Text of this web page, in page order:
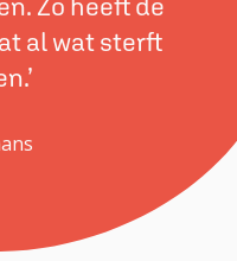
al wat sterft